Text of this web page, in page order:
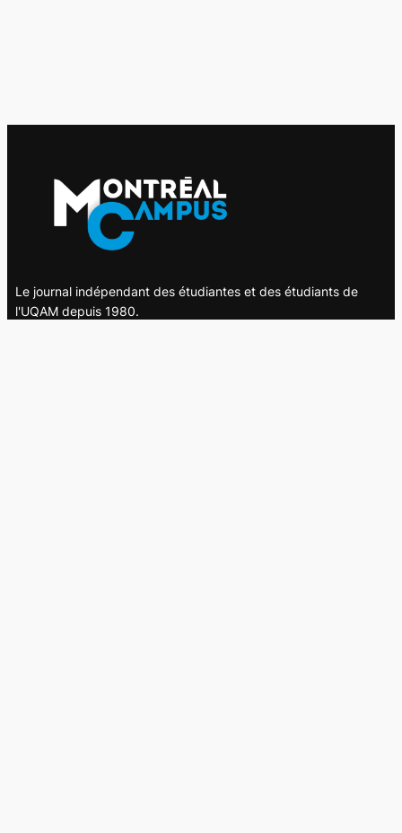
Le journal indépendant des étudiantes et des étudiants de
l'UQAM depuis 1980.